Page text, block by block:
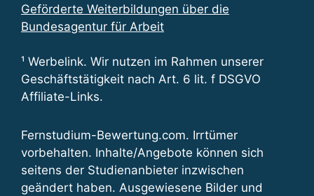
Geförderte Weiterbildungen über die
Bundesagentur für Arbeit
¹ Werbelink. Wir nutzen im Rahmen unserer
Geschäftstätigkeit nach Art. 6 lit. f DSGVO
Affiliate-Links.
Fernstudium-Bewertung.com. Irrtümer
vorbehalten. Inhalte/Angebote können sich
seitens der Studienanbieter inzwischen
geändert haben. Ausgewiesene Bilder und